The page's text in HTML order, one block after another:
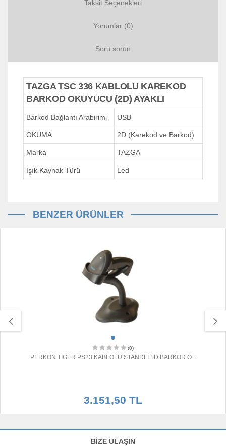
Taksit Seçenekleri
Yorumlar (0)
Soru sorun
TAZGA TSC 336 KABLOLU KAREKOD
BARKOD OKUYUCU (2D) AYAKLI
Barkod Bağlantı Arabirimi USB
OKUMA 2D (Karekod ve Barkod)
Marka TAZGA
Işık Kaynak Türü Led
BENZER ÜRÜNLER
(0)
PERKON TIGER PS23 KABLOLU STANDLI 1D BARKOD O...
3.151,50 TL
BİZE ULAŞIN